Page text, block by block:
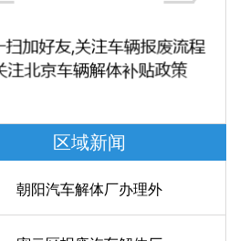
区域新闻
朝阳汽车解体厂办理外